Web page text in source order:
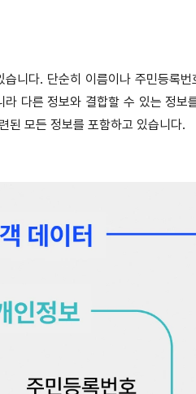
니다. 단순히 이름이나 주민등록
다른 정보와 결합할 수 있는 정보
된 모든 정보를 포함하고 있습니다.